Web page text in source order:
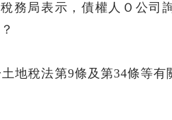
務局表示，債權人Ｏ公司
地稅法第9條及第34條等